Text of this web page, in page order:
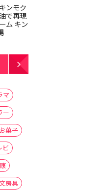
ンモク
で再現
ム キン
マ
ー
お菓子
ビ
房具